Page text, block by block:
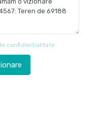
confidențialitate